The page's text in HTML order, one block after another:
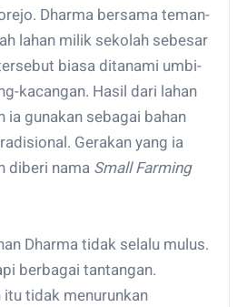
Dharma bersama teman-
lahan milik sekolah sebesar
biasa ditanami umbi-
kacangan. Hasil dari lahan
ia gunakan sebagai bahan
Gerakan yang ia
diberi nama Small Farming
Dharma tidak selalu mulus.
berbagai tantangan.
itu tidak menurunkan